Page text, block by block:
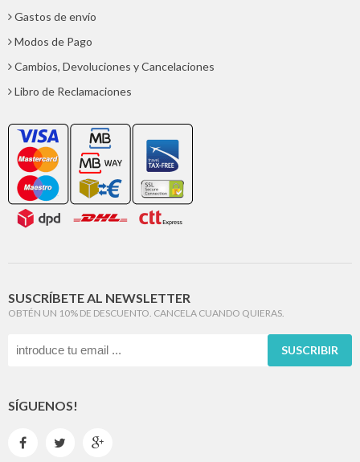
Gastos de envío
Modos de Pago
Cambios, Devoluciones y Cancelaciones
Libro de Reclamaciones
SUSCRÍBETE AL NEWSLETTER
OBTÉN UN 10% DE DESCUENTO. CANCELA CUANDO QUIERAS.
SUSCRIBIR
SÍGUENOS!
  